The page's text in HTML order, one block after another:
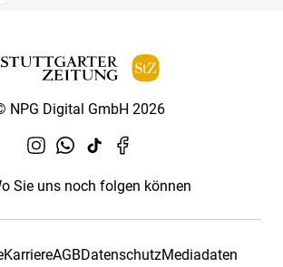
NPG Digital GmbH 2026
Sie uns noch folgen können
KarriereAGBDatenschutzMediadaten